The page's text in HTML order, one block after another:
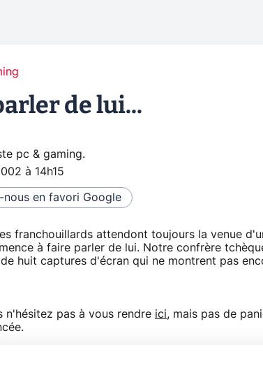
de lui...
pc & gaming.
à 14h15
nous en favori Google
franchouillards attendont toujours la venue
à faire parler de lui. Notre confrère
huit captures d'écran qui ne montrent pas
n'hésitez pas à vous rendre ici, mais pas de